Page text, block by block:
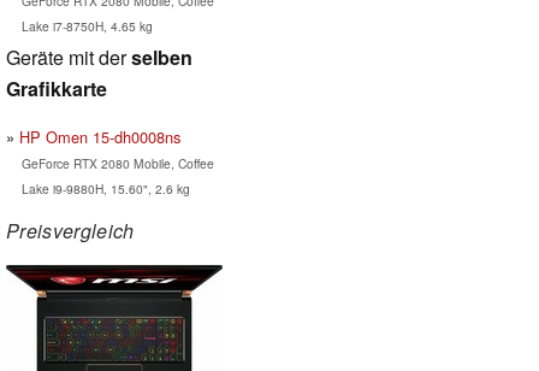
Lake i7-8750H, 4.65 kg
Geräte mit derselben
Grafikkarte
HP Omen 15-dh0008ns
GeForce RTX 2080 Mobile, Coffee
Lake i9-9880H, 15.60", 2.6 kg
Preisvergleich